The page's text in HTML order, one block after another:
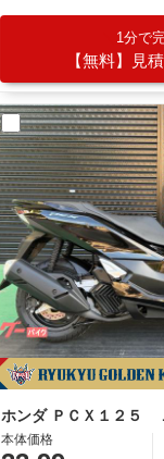
1分で
【無料】見
本体価格